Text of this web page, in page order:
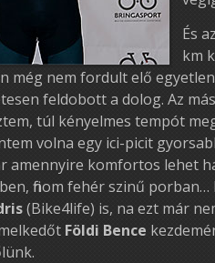
És
km
még nem fordult elő
feldobott a dolog. Az
túl kényelmes tempót
volna egy ici-picit
amennyire komfortos lehet
finom fehér szinű
(Bike4life) is, na ezt már
Földi Bence